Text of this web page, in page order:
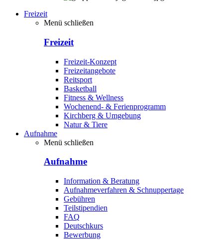
Freizeit
Menü schließen
Freizeit
Freizeit-Konzept
Freizeitangebote
Reitsport
Basketball
Fitness & Wellness
Wochenend- & Ferienprogramm
Kirchberg & Umgebung
Natur & Tiere
Aufnahme
Menü schließen
Aufnahme
Information & Beratung
Aufnahmeverfahren & Schnuppertage
Gebühren
Teilstipendien
FAQ
Deutschkurs
Bewerbung